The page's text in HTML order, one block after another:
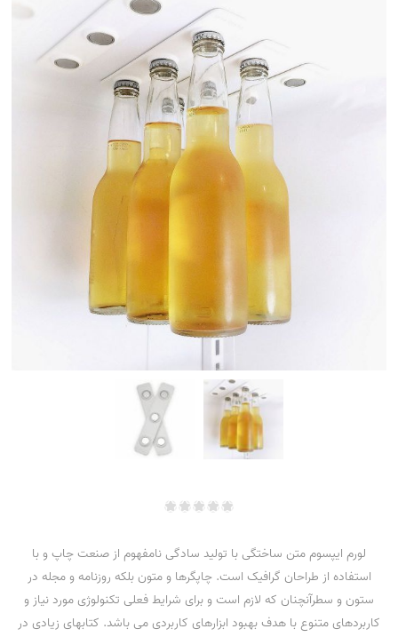
لورم ایپسوم متن ساختگی با تولید سادگی نامفهوم از صنعت چاپ و با
استفاده از طراحان گرافیک است. چاپگرها و متون بلکه روزنامه و مجله در
ستون و سطرآنچنان که لازم است و برای شرایط فعلی تکنولوژی مورد نیاز و
کاربردهای متنوع با هدف بهبود ابزارهای کاربردی می باشد. کتابهای زیادی در